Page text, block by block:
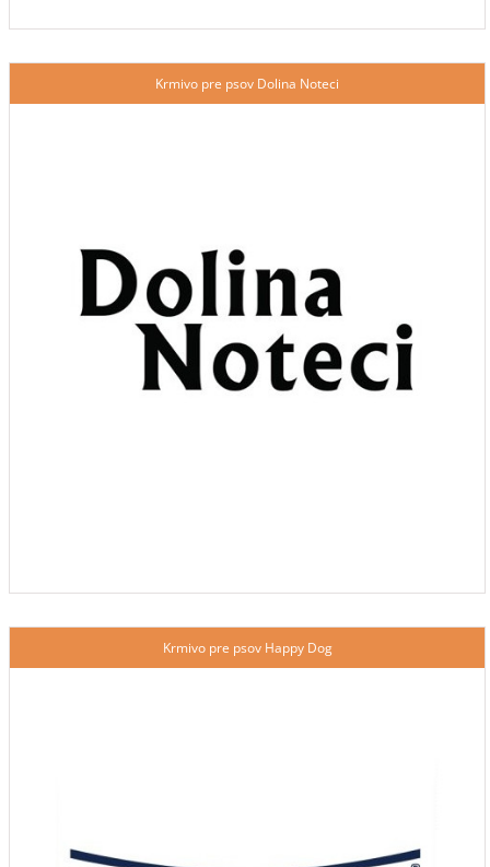
Krmivo pre psov Dolina Noteci
Krmivo pre psov Happy Dog